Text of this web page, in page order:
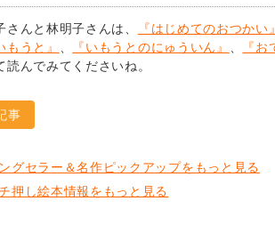
さんと林明子さんは、 『はじめてのおつかい』
もうと』
『いもうとのにゅういん』 『
読んでみてくださいね。
事
グセラー＆名作ピックアップをもっと見る
押し絵本情報をもっと見る